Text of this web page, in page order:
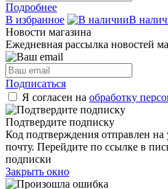
Подробнее
В избранное
В
Новости магазина
Ежедневная рассылка новостей
Подписаться
Я согласен на обработку
Подтвердите подписку
Код подтверждения отправлен
почту. Перейдите по ссылке в
подписки
Закрыть окно